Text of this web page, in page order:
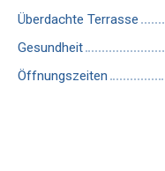
Überdachte Terrasse
Gesundheit
Öffnungszeiten